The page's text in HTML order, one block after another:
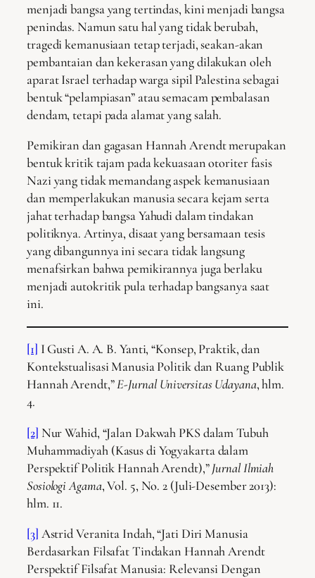
menjadi bangsa yang tertindas, kini menjadi bangsa
penindas. Namun satu hal yang tidak berubah,
tragedi kemanusiaan tetap terjadi, seakan-akan
pembantaian dan kekerasan yang dilakukan oleh
aparat Israel terhadap warga sipil Palestina sebagai
bentuk “pelampiasan” atau semacam pembalasan
dendam, tetapi pada alamat yang salah.
Pemikiran dan gagasan Hannah Arendt merupakan
bentuk kritik tajam pada kekuasaan otoriter fasis
Nazi yang tidak memandang aspek kemanusiaan
dan memperlakukan manusia secara kejam serta
jahat terhadap bangsa Yahudi dalam tindakan
politiknya. Artinya, disaat yang bersamaan tesis
yang dibangunnya ini secara tidak langsung
menafsirkan bahwa pemikirannya juga berlaku
menjadi autokritik pula terhadap bangsanya saat
ini.
[1] I Gusti A. A. B. Yanti, “Konsep, Praktik, dan
Kontekstualisasi Manusia Politik dan Ruang Publik
Hannah Arendt,”E-Jurnal Universitas Udayana, hlm.
4.
[2] Nur Wahid, “Jalan Dakwah PKS dalam Tubuh
Muhammadiyah (Kasus di Yogyakarta dalam
Perspektif Politik Hannah Arendt),”Jurnal Ilmiah
Sosiologi Agama, Vol. 5, No. 2 (Juli-Desember 2013):
hlm. 11.
[3] Astrid Veranita Indah, “Jati Diri Manusia
Berdasarkan Filsafat Tindakan Hannah Arendt
Perspektif Filsafat Manusia: Relevansi Dengan